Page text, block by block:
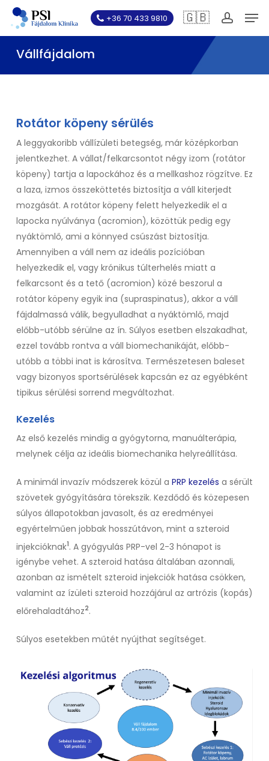
Skip
main
content
+36 70 433 9810 🇬🇧
Vállfájdalom
Rotátor köpeny sérülés
A leggyakoribb vállízületi betegség, már középkorban
jelentkezhet. A vállat/felkarcsontot négy izom (rotátor
köpeny) tartja a lapockához és a mellkashoz rögzítve. Ez
a laza, izmos összeköttetés biztosítja a váll kiterjedt
mozgását. A rotátor köpeny felett helyezkedik el a
lapocka nyúlványa (acromion), közöttük pedig egy
nyáktömlő, ami a könnyed csúszást biztosítja.
Amennyiben a váll nem az ideális pozícióban
helyezkedik el, vagy krónikus túlterhelés miatt a
felkarcsont és a tető (acromion) közé beszorul a
rotátor köpeny egyik ina (supraspinatus), akkor a váll
fájdalmassá válik, begyulladhat a nyáktömlő, majd
előbb-utóbb sérülne az ín. Súlyos esetben elszakadhat,
ezzel tovább rontva a váll biomechanikáját, előbb-
utóbb a többi inat is károsítva. Természetesen baleset
vagy bizonyos sportsérülések kapcsán ez az egyébként
tipikus sérülési sorrend megváltozhat.
Kezelés
Az első kezelés mindig a gyógytorna, manuálterápia,
melynek célja az ideális biomechanika helyreállítása.
A minimál invazív módszerek közül a PRP kezelés a sérült
szövetek gyógyítására törekszik. Kezdődő és közepesen
súlyos állapotokban javasolt, és az eredményei
egyértelműen jobbak hosszútávon, mint a szteroid
injekcióknak1. A gyógyulás PRP-vel 2-3 hónapot is
igénybe vehet. A szteroid hatása általában azonnali,
azonban az ismételt szteroid injekciók hatása csökken,
valamint az ízületi szteroid hozzájárul az artrózis (kopás)
előrehaladtához2.
Súlyos esetekben műtét nyújthat segítséget.